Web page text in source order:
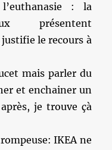
: la
présentent
le recours à
mais parler du
et enchainer un
je trouve çà
IKEA ne